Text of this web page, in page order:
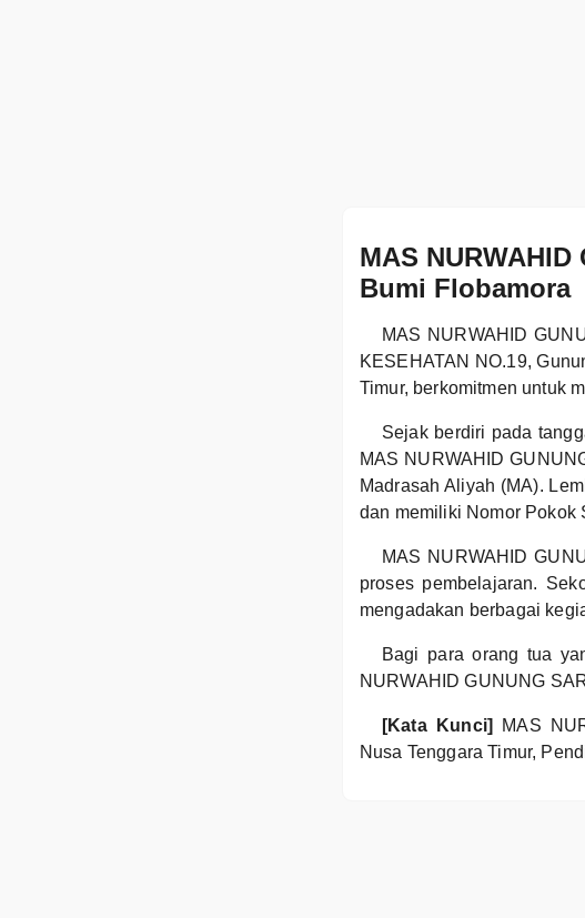
MAS
Bumi Flobamora
MAS NURWAHID
KESEHATAN NO.19,
Timur, berkomitmen untuk
Sejak berdiri pada
MAS NURWAHID
Madrasah Aliyah (MA).
dan memiliki Nomor Pokok
MAS NURWAHID
proses pembelajaran.
mengadakan berbagai
Bagi para orang tua
NURWAHID GUNUNG
[Kata Kunci]
MAS
Nusa Tenggara Timur,